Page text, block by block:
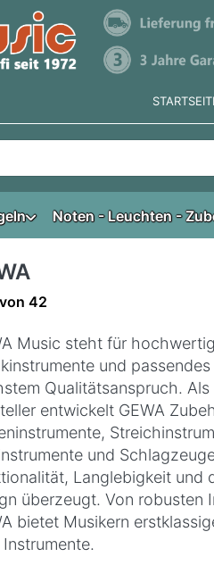
tippen, erscheinen
Noten - Leuchten -
von 42
Music steht für
und
Qualitätsanspruch.
entwickelt GEWA
und
Langlebigkeit und
überzeugt. Von robusten
bietet Musikern